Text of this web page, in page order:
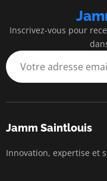
Inscrivez-vous pour
Jamm Saintlouis
Innovation, expertise et